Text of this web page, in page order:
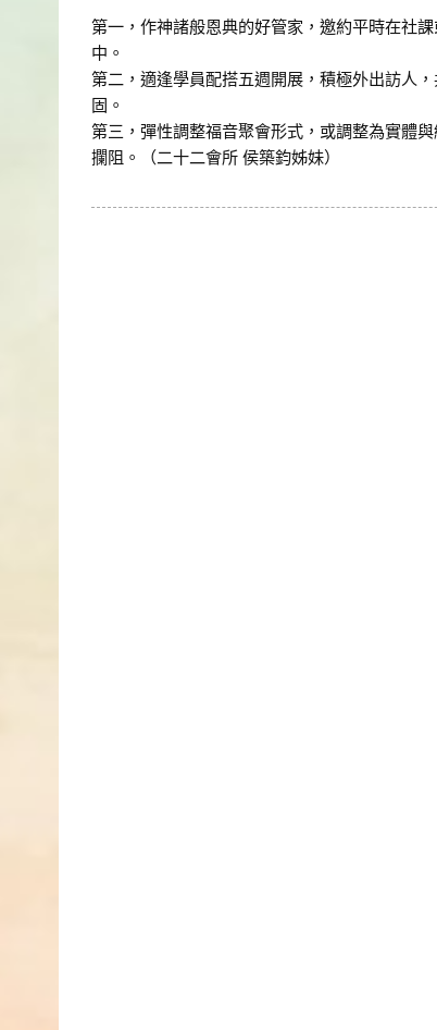
第一，作神諸般恩典的好管家，邀約平時在社
中。
第二，適逢學員配搭五週開展，積極外出訪人
固。
第三，彈性調整福音聚會形式，或調整為實體
攔阻。（二十二會所 侯築鈞姊妹）